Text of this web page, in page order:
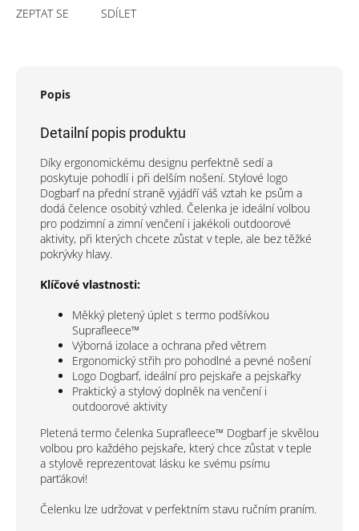
ZEPTAT SE SDÍLET
Popis
Detailní popis produktu
Díky ergonomickému designu perfektně sedí a
poskytuje pohodlí i při delším nošení. Stylové logo
Dogbarf na přední straně vyjádří váš vztah ke psům a
dodá čelence osobitý vzhled. Čelenka je ideální volbou
pro podzimní a zimní venčení i jakékoli outdoorové
aktivity, při kterých chcete zůstat v teple, ale bez těžké
pokrývky hlavy.
Klíčové vlastnosti:
Měkký pletený úplet s termo podšívkou
Suprafleece™
Výborná izolace a ochrana před větrem
Ergonomický střih pro pohodlné a pevné nošení
Logo Dogbarf, ideální pro pejskaře a pejskařky
Praktický a stylový doplněk na venčení i
outdoorové aktivity
Pletená termo čelenka Suprafleece™ Dogbarf je skvělou
volbou pro každého pejskaře, který chce zůstat v teple
a stylově reprezentovat lásku ke svému psímu
parťákovi!
Čelenku lze udržovat v perfektním stavu ručním praním.